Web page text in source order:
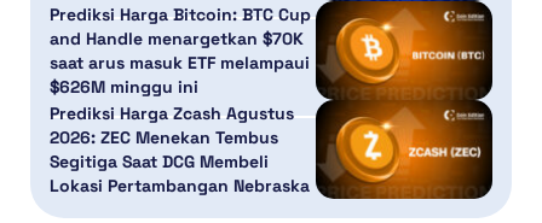
Prediksi Harga Bitcoin: BTC Cup
and Handle menargetkan $70K
saat arus masuk ETF melampaui
$626M minggu ini
Prediksi Harga Zcash Agustus
2026: ZEC Menekan Tembus
Segitiga Saat DCG Membeli
Lokasi Pertambangan Nebraska